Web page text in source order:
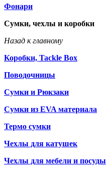
Фонари
Сумки, чехлы и коробки
Назад к главному
Коробки, Tackle Box
Поводочницы
Сумки и Рюкзаки
Сумки из EVA материала
Термо сумки
Чехлы для катушек
Чехлы для мебели и посуды